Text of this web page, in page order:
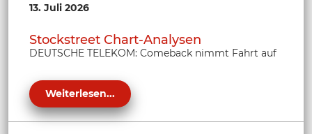
13. Juli 2026
Stockstreet Chart-Analysen
DEUTSCHE TELEKOM: Comeback nimmt Fahrt auf
Weiterlesen...